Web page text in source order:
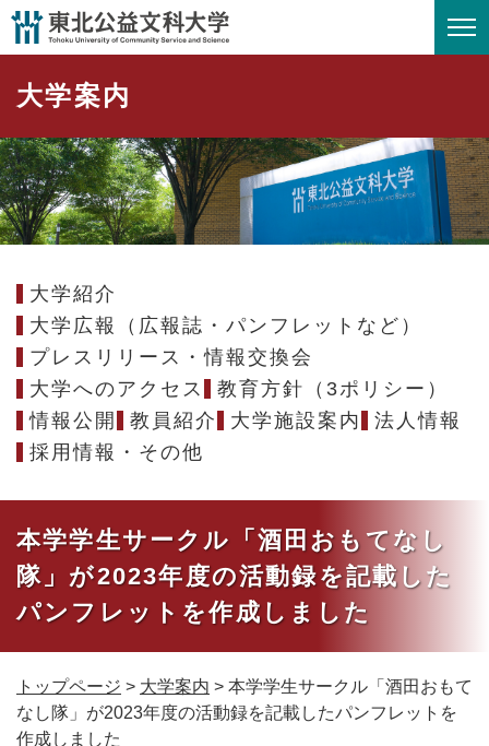
ペ
頭
で
す
。
メニューを飛ばして本文へ
大学案内
大学紹介
大学広報（広報誌・パンフレットなど）
プレスリリース・情報交換会
大学へのアクセス
教育方針（3ポリシー）
情報公開
教員紹介 大学施設案内
法人情報
採用情報・その他
本学学生サークル「酒田おもてなし
隊」が2023年度の活動録を記載した
パンフレットを作成しました
トップページ > 大学案内 > 本学学生サークル「酒田おもて
なし隊」が2023年度の活動録を記載したパンフレットを
作成しました